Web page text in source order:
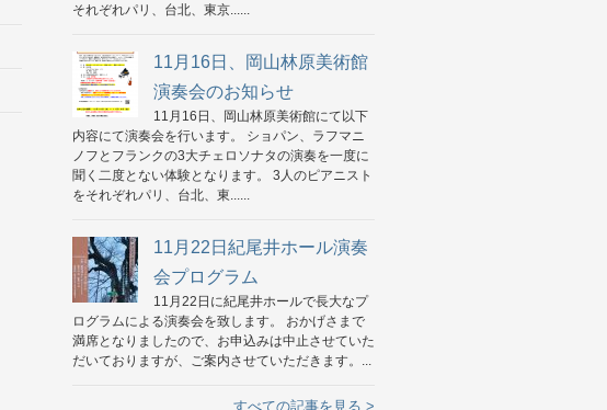
それぞれパリ、台北、東京......
11月16日、岡山林原美術館
演奏会のお知らせ
11月16日、岡山林原美術館にて以下
内容にて演奏会を行います。 ショパン、ラフマニ
ノフとフランクの3大チェロソナタの演奏を一度に
聞く二度とない体験となります。 3人のピアニスト
をそれぞれパリ、台北、東......
11月22日紀尾井ホール演奏
会プログラム
11月22日に紀尾井ホールで長大なプ
ログラムによる演奏会を致します。 おかげさまで
満席となりましたので、お申込みは中止させていた
だいておりますが、ご案内させていただきます。...
すべての記事を見る >